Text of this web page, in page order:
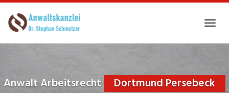
to
Anwalt Arbeitsrecht Dortmund Persebeck